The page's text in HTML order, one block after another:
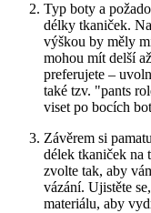
Typ boty a
délky tkaniček.
výškou by měly‍
mohou mít delší
preferujete –
také tzv.‌ "pants
viset po bocích
Závěrem si
délek tkaniček na
zvolte tak, aby‍
vázání. Ujistěte
materiálu, aby